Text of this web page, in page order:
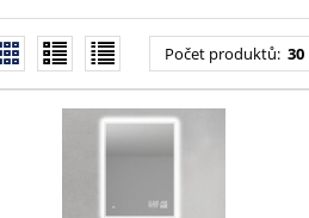
Počet produktů: 30